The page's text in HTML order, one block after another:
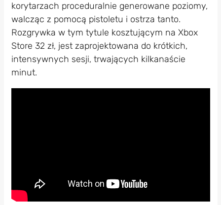
korytarzach proceduralnie generowane poziomy,
walcząc z pomocą pistoletu i ostrza tanto.
Rozgrywka w tym tytule kosztującym na Xbox
Store 32 zł, jest zaprojektowana do krótkich,
intensywnych sesji, trwających kilkanaście
minut.